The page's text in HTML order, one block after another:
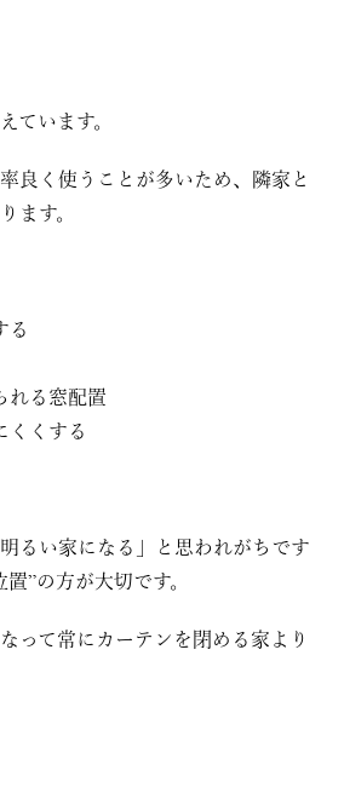
ています。
良く使うことが多いため、隣家と
ます。
る
れる窓配置
くくする
るい家になる」と思われがちです
”の方が大切です。
って常にカーテンを閉める家より